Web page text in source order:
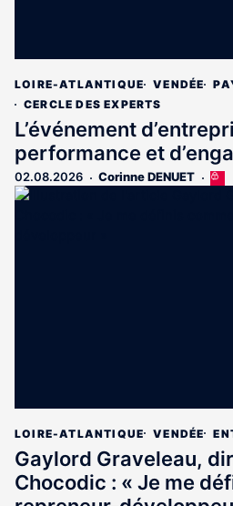
LOIRE-ATLANTIQUE VENDÉE
CERCLE DES EXPERTS
L’événement
performance et
02.08.2026 Corinne DENUET
Cet
LOIRE-ATLANTIQUE VENDÉE
Gaylord Graveleau,
Chocodic : « Je me